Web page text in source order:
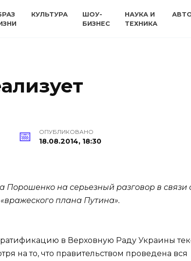
КУЛЬТУРА
ШОУ-
БИЗНЕС
НАУКА И
ТЕХНИКА
ОПУБЛИКОВАНО
18.08.2014, 18:30
на серьезный разговор в связи
плана Путина».
в Верховную Раду Украины
на то, что правительством проведена вся